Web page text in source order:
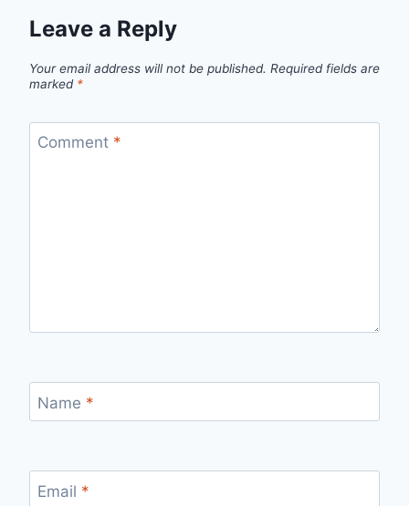
Leave a Reply
Your email address will not be published. Required fields are
marked *
Comment *
Name *
Email *